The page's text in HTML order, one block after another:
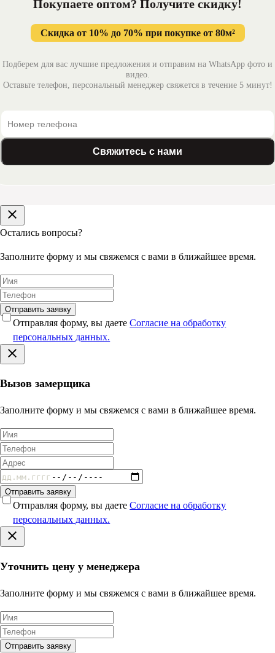
Покупаете оптом? Получите скидку!
Скидка от 10% до 70% при покупке от 80м²
Подберем для вас лучшие предложения и отправим на WhatsApp фото и
видео.
Оставьте телефон, персональный менеджер свяжется в течение 5 минут!
Свяжитесь с нами
Остались вопросы?
Заполните форму и мы свяжемся с вами в ближайшее время.
Отправить заявку
Отправляя форму, вы даетеСогласие на обработку
персональных данных.
Вызов замерщика
Заполните форму и мы свяжемся с вами в ближайшее время.
Отправить заявку
Отправляя форму, вы даетеСогласие на обработку
персональных данных.
Уточнить цену у менеджера
Заполните форму и мы свяжемся с вами в ближайшее время.
Отправить заявку